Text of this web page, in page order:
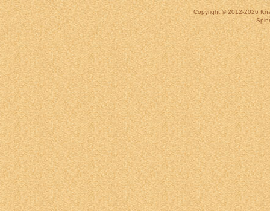
Copyright © 2012-2026